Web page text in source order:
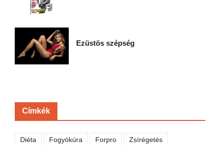
Ezüstös szépség
Címkék
Diéta Fogyókúra Forpro Zsírégetés